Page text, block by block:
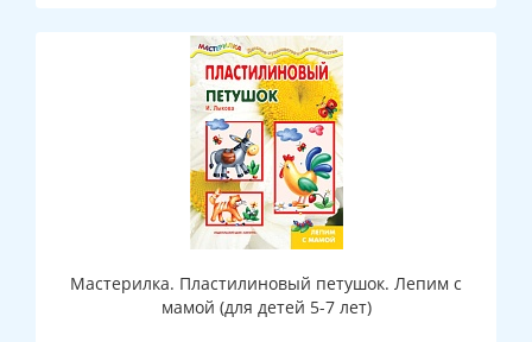
Мастерилка. Пластилиновый петушок. Лепим с
мамой (для детей 5-7 лет)